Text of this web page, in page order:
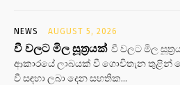
NEWS AUGUST 5, 2026
වී වලට මිල සූත්‍රයක් වී වලට මිල
ආකාරයේ ලාබයක් වී ගොවිතැන තුළින්
වී සඳහා ලබා දෙන සහතික...